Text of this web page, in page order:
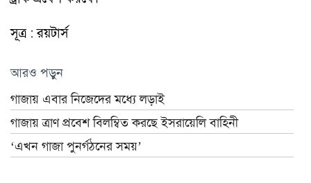
সূত্র : রয়টার্স
আরও পড়ুন
গাজায় এবার নিজেদের মধ্যে লড়াই
গাজায় ত্রাণ প্রবেশ বিলম্বিত করছে ইসরায়েলি বাহিনী
‘এখন গাজা পুনর্গঠনের সময়’